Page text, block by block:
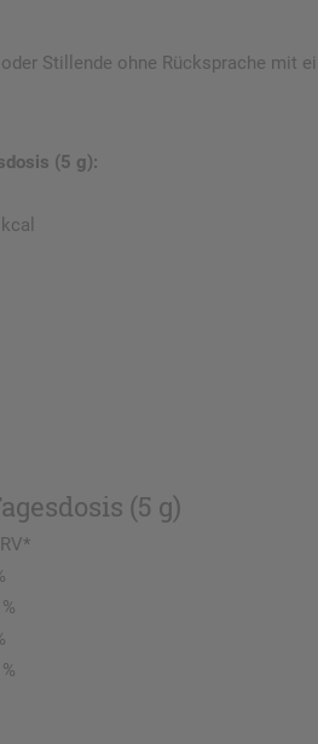
Stillende ohne Rücksprache mit
(5 g):
(5 g)